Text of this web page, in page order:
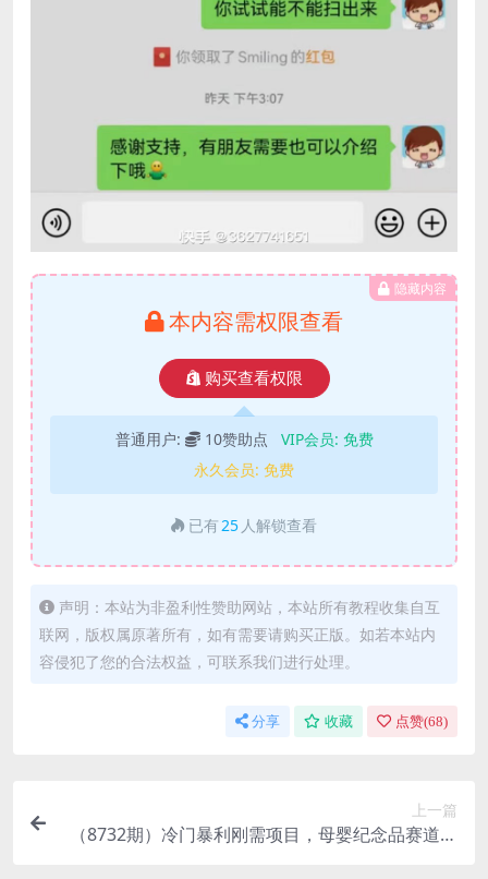
隐藏内容
本内容需权限查看
购买查看权限
普通用户: 10赞助点 VIP会员: 免费
永久会员: 免费
已有25 人解锁查看
声明：本站为非盈利性赞助网站，本站所有教程收集自互
联网，版权属原著所有，如有需要请购买正版。如若本站内
容侵犯了您的合法权益，可联系我们进行处理。
分享 收藏 点赞(68)
上一篇
（8732期）冷门暴利刚需项目，母婴纪念品赛道，